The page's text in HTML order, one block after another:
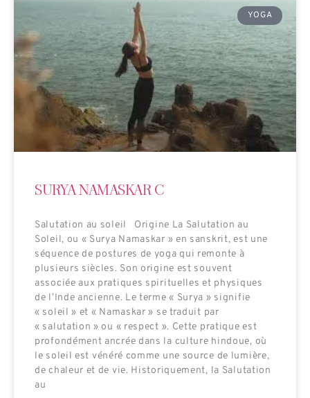
YOGA
SURYA NAMASKAR C
Salutation au soleil Origine La Salutation au
Soleil, ou « Surya Namaskar » en sanskrit, est une
séquence de postures de yoga qui remonte à
plusieurs siècles. Son origine est souvent
associée aux pratiques spirituelles et physiques
de l’Inde ancienne. Le terme « Surya » signifie
« soleil » et « Namaskar » se traduit par
« salutation » ou « respect ». Cette pratique est
profondément ancrée dans la culture hindoue, où
le soleil est vénéré comme une source de lumière,
de chaleur et de vie. Historiquement, la Salutation
au